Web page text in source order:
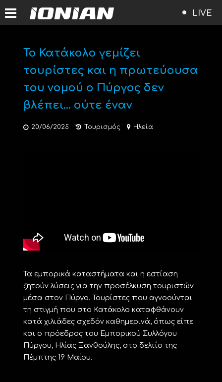
LIVE
Το Κατάκολο γεμίζει
τουρίστες και η πρωτεύουσα
του νομού ο Πύργος δεν
βλέπει… ούτε έναν
20/06/2025 Τουρισμός Ηλεία
Τα εμπορικά καταστήματα και η εστίαση
ζητούν λύσεις για την προσέλκυση τουριστών
μέσα στον Πύργο. Τουρίστες που αγνοούνται
τη στιγμή που στο Κατάκολο καταφθάνουν
κατά χιλιάδες σχεδόν καθημερινά, όπως είπε
και ο πρόεδρος του Εμπορικού Συλλόγου
Πύργου, Ηλίας Ξανθούλης, στο δελτίο της
Πέμπτης 19 Μαΐου.